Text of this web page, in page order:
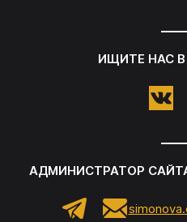
ИЩИТЕ НАС
АДМИНИСТРАТОР